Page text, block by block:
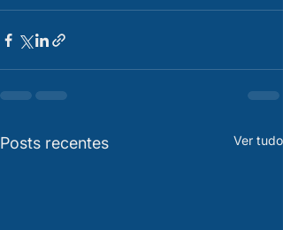
Posts recentes Ver tudo